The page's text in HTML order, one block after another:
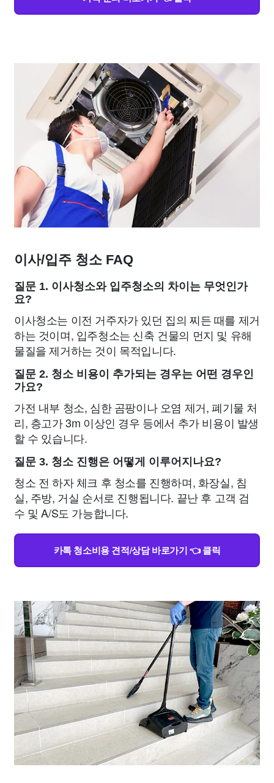
이사/입주 청소 FAQ
질문 1. 이사청소와 입주청소의 차이는 무엇인가
요?
이사청소는 이전 거주자가 있던 집의 찌든 때를 제거
하는 것이며, 입주청소는 신축 건물의 먼지 및 유해
물질을 제거하는 것이 목적입니다.
질문 2. 청소 비용이 추가되는 경우는 어떤 경우인
가요?
가전 내부 청소, 심한 곰팡이나 오염 제거, 폐기물 처
리, 층고가 3m 이상인 경우 등에서 추가 비용이 발생
할 수 있습니다.
질문 3. 청소 진행은 어떻게 이루어지나요?
청소 전 하자 체크 후 청소를 진행하며, 화장실, 침
실, 주방, 거실 순서로 진행됩니다. 끝난 후 고객 검
수 및 A/S도 가능합니다.
카톡 청소비용 견적/상담 바로가기 👈 클릭